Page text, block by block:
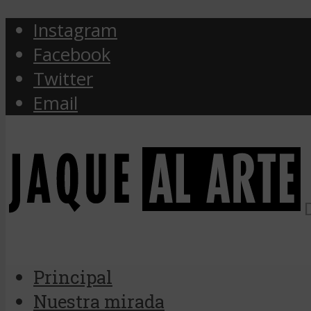
Instagram
Facebook
Twitter
Email
Principal
Nuestra mirada